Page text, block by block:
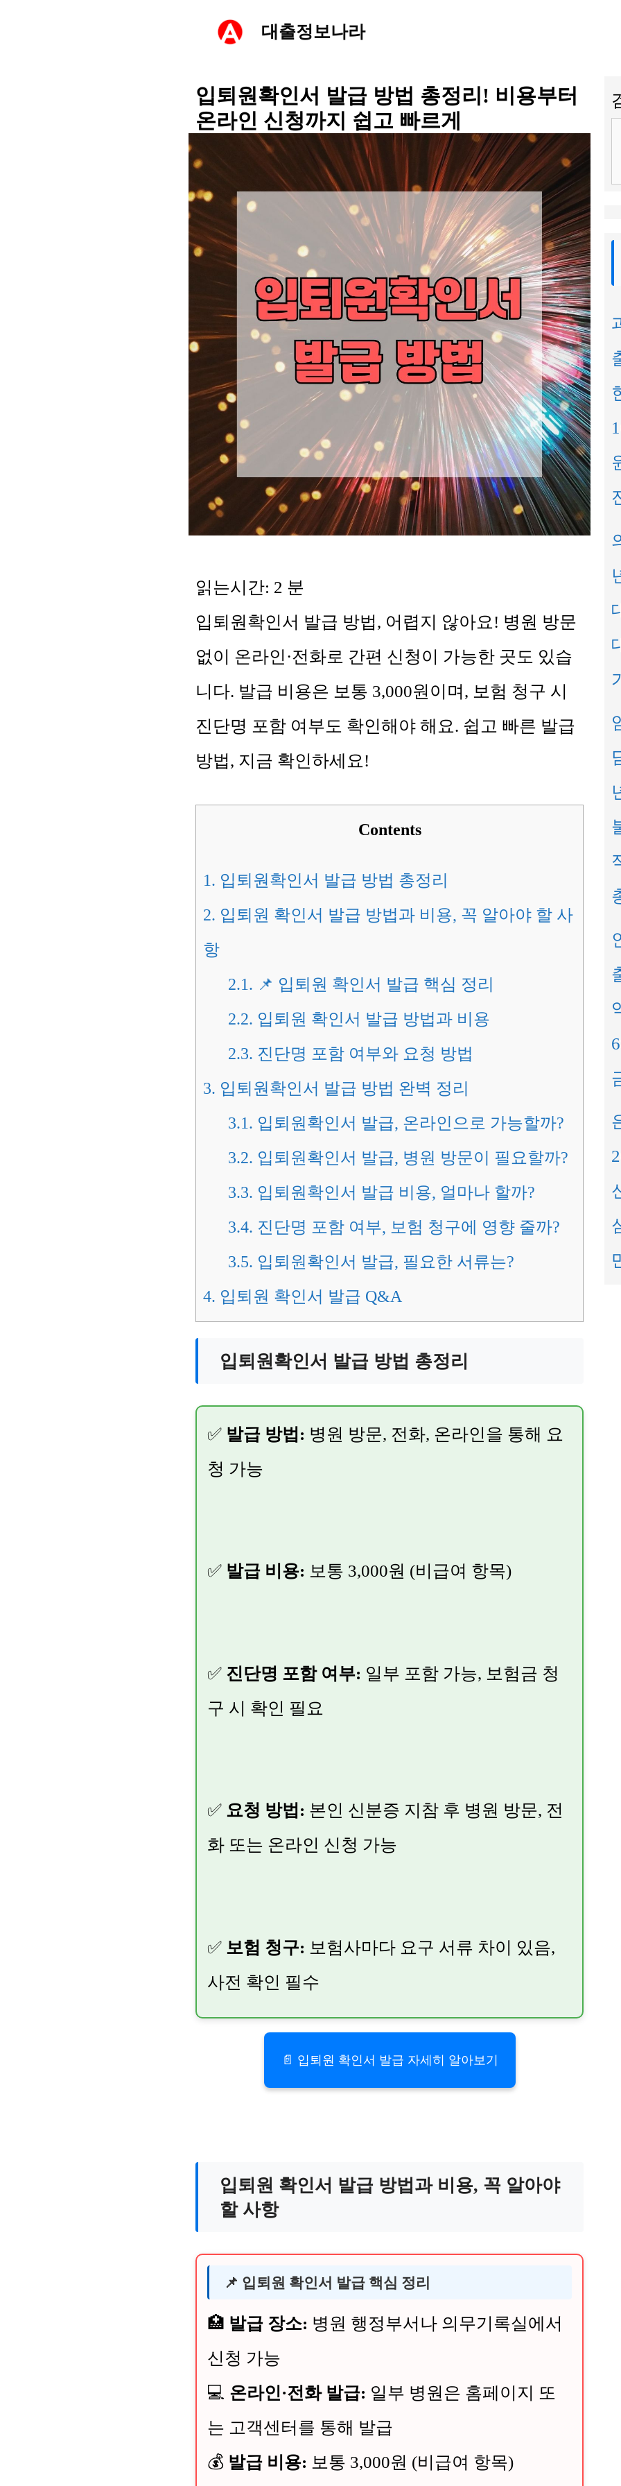
대출정보나라
입퇴원확인서 발급 방법 총정리! 비용부터
온라인 신청까지 쉽고 빠르게
읽는시간: 2 분
입퇴원확인서 발급 방법, 어렵지 않아요! 병원 방문
없이 온라인·전화로 간편 신청이 가능한 곳도 있습
니다. 발급 비용은 보통 3,000원이며, 보험 청구 시
진단명 포함 여부도 확인해야 해요. 쉽고 빠른 발급
방법, 지금 확인하세요!
Contents
1. 입퇴원확인서 발급 방법 총정리
2. 입퇴원 확인서 발급 방법과 비용, 꼭 알아야 할 사
항
2.1. 📌 입퇴원 확인서 발급 핵심 정리
2.2. 입퇴원 확인서 발급 방법과 비용
2.3. 진단명 포함 여부와 요청 방법
3. 입퇴원확인서 발급 방법 완벽 정리
3.1. 입퇴원확인서 발급, 온라인으로 가능할까?
3.2. 입퇴원확인서 발급, 병원 방문이 필요할까?
3.3. 입퇴원확인서 발급 비용, 얼마나 할까?
3.4. 진단명 포함 여부, 보험 청구에 영향 줄까?
3.5. 입퇴원확인서 발급, 필요한 서류는?
4. 입퇴원 확인서 발급 Q&A
입퇴원확인서 발급 방법 총정리
✅ 발급 방법: 병원 방문, 전화, 온라인을 통해 요
청 가능
✅ 발급 비용: 보통 3,000원 (비급여 항목)
✅ 진단명 포함 여부: 일부 포함 가능, 보험금 청
구 시 확인 필요
✅ 요청 방법: 본인 신분증 지참 후 병원 방문, 전
화 또는 온라인 신청 가능
✅ 보험 청구: 보험사마다 요구 서류 차이 있음,
사전 확인 필수
📄 입퇴원 확인서 발급 자세히 알아보기
입퇴원 확인서 발급 방법과 비용, 꼭 알아야
할 사항
📌 입퇴원 확인서 발급 핵심 정리
🏥 발급 장소: 병원 행정부서나 의무기록실에서
신청 가능
💻 온라인·전화 발급: 일부 병원은 홈페이지 또
는 고객센터를 통해 발급
💰 발급 비용: 보통 3,000원 (비급여 항목)